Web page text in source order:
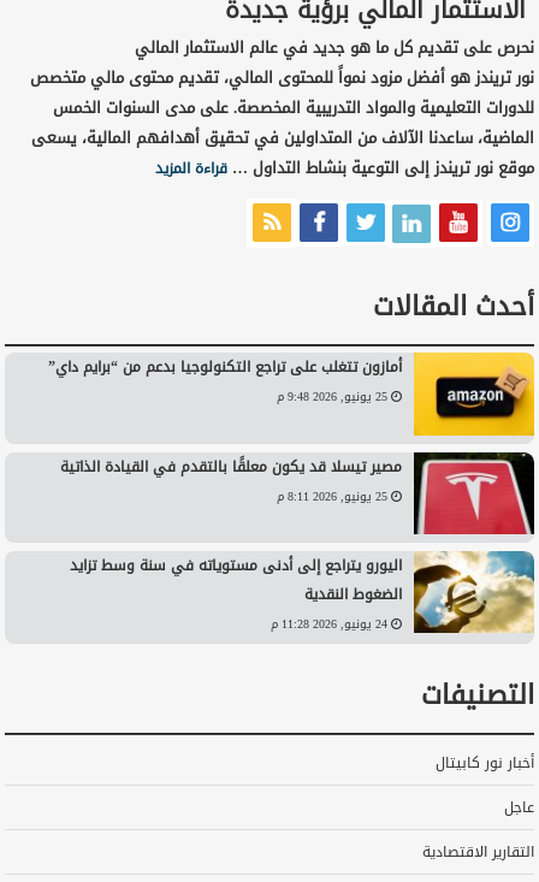
الاستثمار المالي برؤية جديدة
نحرص على تقديم كل ما هو جديد في عالم الاستثمار المالي
نور تريندز هو أفضل مزود نمواً للمحتوى المالي، تقديم محتوى مالي متخصص
للدورات التعليمية والمواد التدريبية المخصصة. على مدى السنوات الخمس
الماضية، ساعدنا الآلاف من المتداولين في تحقيق أهدافهم المالية، يسعى
موقع نور تريندز إلى التوعية بنشاط التداول …قراءة المزيد
أحدث المقالات
أمازون تتغلب على تراجع التكنولوجيا بدعم من “برايم داي”
25 يونيو, 2026 9:48 م
مصير تيسلا قد يكون معلقًا بالتقدم في القيادة الذاتية
25 يونيو, 2026 8:11 م
اليورو يتراجع إلى أدنى مستوياته في سنة وسط تزايد
الضغوط النقدية
24 يونيو, 2026 11:28 م
التصنيفات
أخبار نور كابيتال
عاجل
التقارير الاقتصادية